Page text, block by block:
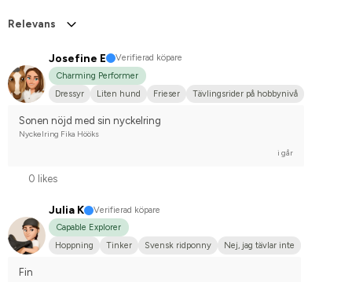
Relevans
Josefine E
Verifierad köpare
Charming Performer
Dressyr
Liten hund Frieser Tävlingsrider på hobbynivå
Sonen nöjd med sin nyckelring
Nyckelring Fika Hööks
i går
0 likes
Julia K
Verifierad köpare
Capable Explorer
Hoppning
Tinker Svensk ridponny Nej, jag tävlar inte
Fin